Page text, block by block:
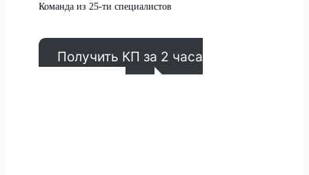
Команда из 25-ти специалистов
Получить КП за 2 часа